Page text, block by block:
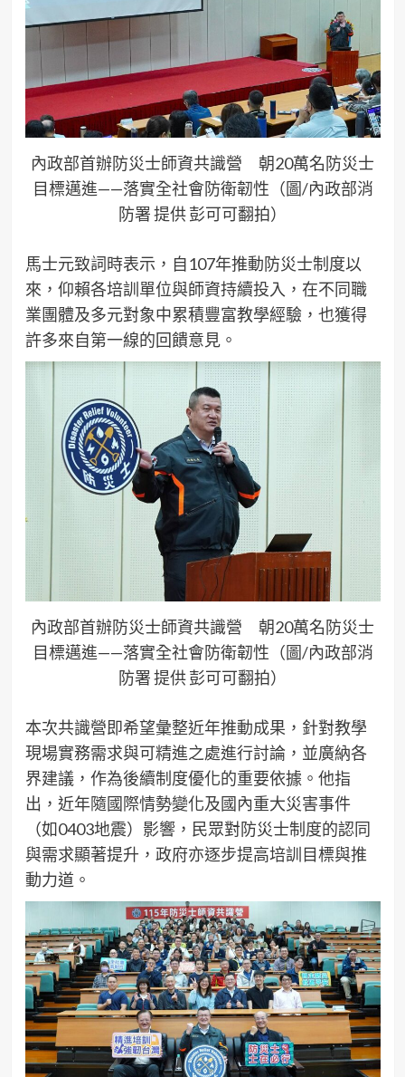
內政部首辦防災士師資共識營 朝20萬名防災士
目標邁進——落實全社會防衛韌性（圖/內政部消
防署 提供 彭可可翻拍）
馬士元致詞時表示，自107年推動防災士制度以
來，仰賴各培訓單位與師資持續投入，在不同職
業團體及多元對象中累積豐富教學經驗，也獲得
許多來自第一線的回饋意見。
內政部首辦防災士師資共識營 朝20萬名防災士
目標邁進——落實全社會防衛韌性（圖/內政部消
防署 提供 彭可可翻拍）
本次共識營即希望彙整近年推動成果，針對教學
現場實務需求與可精進之處進行討論，並廣納各
界建議，作為後續制度優化的重要依據。他指
出，近年隨國際情勢變化及國內重大災害事件
（如0403地震）影響，民眾對防災士制度的認同
與需求顯著提升，政府亦逐步提高培訓目標與推
動力道。